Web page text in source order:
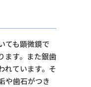
ても顕微鏡で
ます。また銀歯
れています。そ
や歯石がつき